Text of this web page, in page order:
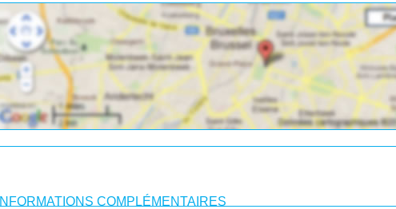
INFORMATIONS COMPLÉMENTAIRES